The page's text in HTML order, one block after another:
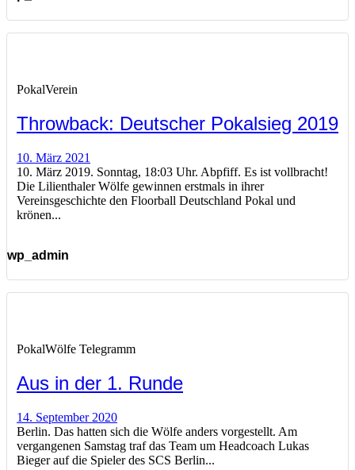
PokalVerein
Throwback: Deutscher Pokalsieg 2019
10. März 2021
10. März 2019. Sonntag, 18:03 Uhr. Abpfiff. Es ist vollbracht!
Die Lilienthaler Wölfe gewinnen erstmals in ihrer
Vereinsgeschichte den Floorball Deutschland Pokal und
krönen...
wp_admin
PokalWölfe Telegramm
Aus in der 1. Runde
14. September 2020
Berlin. Das hatten sich die Wölfe anders vorgestellt. Am
vergangenen Samstag traf das Team um Headcoach Lukas
Bieger auf die Spieler des SCS Berlin...